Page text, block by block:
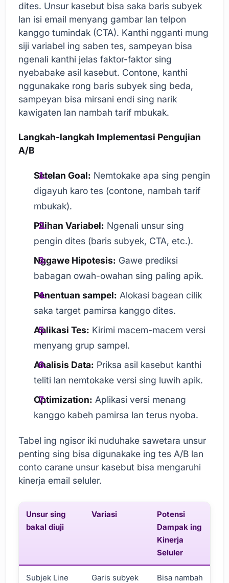
dites. Unsur kasebut bisa saka baris subyek
lan isi email menyang gambar lan telpon
kanggo tumindak (CTA). Kanthi ngganti mung
siji variabel ing saben tes, sampeyan bisa
ngenali kanthi jelas faktor-faktor sing
nyebabake asil kasebut. Contone, kanthi
nggunakake rong baris subyek sing beda,
sampeyan bisa mirsani endi sing narik
kawigaten lan nambah tarif mbukak.
Langkah-langkah Implementasi Pengujian
A/B
Setelan Goal: Nemtokake apa sing pengin
digayuh karo tes (contone, nambah tarif
mbukak).
Pilihan Variabel: Ngenali unsur sing
pengin dites (baris subyek, CTA, etc.).
Nggawe Hipotesis: Gawe prediksi
babagan owah-owahan sing paling apik.
Penentuan sampel: Alokasi bagean cilik
saka target pamirsa kanggo dites.
Aplikasi Tes: Kirimi macem-macem versi
menyang grup sampel.
Analisis Data: Priksa asil kasebut kanthi
teliti lan nemtokake versi sing luwih apik.
Optimization: Aplikasi versi menang
kanggo kabeh pamirsa lan terus nyoba.
Tabel ing ngisor iki nuduhake sawetara unsur
penting sing bisa digunakake ing tes A/B lan
conto carane unsur kasebut bisa mengaruhi
kinerja email seluler.
Unsur sing
bakal diuji
Variasi
Potensi
Dampak ing
Kinerja
Seluler
Subjek Line
Garis subyek
Bisa nambah